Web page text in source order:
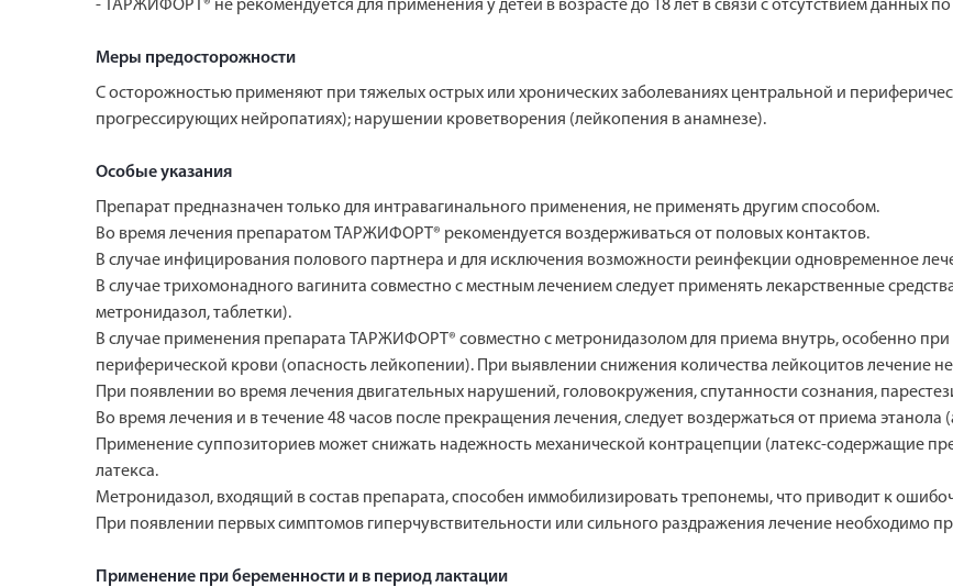
- ТАРЖИФОРТ® не рекомендуется для применения у детей в возрасте до 18 лет в связи с отсутствием данных
Меры предосторожности
С осторожностью применяют при тяжелых острых или хронических заболеваниях центральной и
прогрессирующих нейропатиях); нарушении кроветворения (лейкопения в анамнезе).
Особые указания
Препарат предназначен только для интравагинального применения, не применять другим способом.
Во время лечения препаратом ТАРЖИФОРТ® рекомендуется воздерживаться от половых контактов.
В случае инфицирования полового партнера и для исключения возможности реинфекции одновременное
В случае трихомонадного вагинита совместно с местным лечением следует применять лекарственные
метронидазол, таблетки).
В случае применения препарата ТАРЖИФОРТ® совместно с метронидазолом для приема внутрь, особенно
периферической крови (опасность лейкопении). При выявлении снижения количества лейкоцитов лечение
При появлении во время лечения двигательных нарушений, головокружения, спутанности сознания,
Во время лечения и в течение 48 часов после прекращения лечения, следует воздержаться от приема этанола
Применение суппозиториев может снижать надежность механической контрацепции (латекс-содержащие
латекса.
Метронидазол, входящий в состав препарата, способен иммобилизировать трепонемы, что приводит к
При появлении первых симптомов гиперчувствительности или сильного раздражения лечение необходимо
Применение при беременности и в период лактации